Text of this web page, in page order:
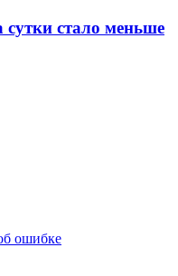
сутки стало меньше
ошибке